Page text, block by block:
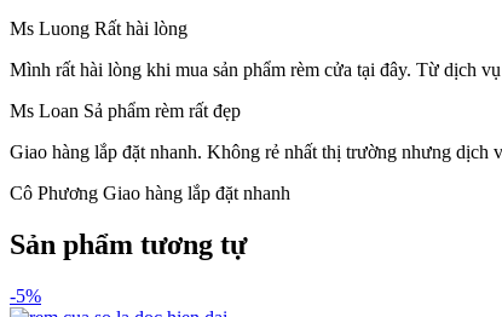
Ms Luong Rất hài lòng
Mình rất hài lòng khi mua sản phẩm rèm cửa tại đây. Từ dịch
Ms Loan Sả phẩm rèm rất đẹp
Giao hàng lắp đặt nhanh. Không rẻ nhất thị trường nhưng dịch
Cô Phương Giao hàng lắp đặt nhanh
Sản phẩm tương tự
-5%